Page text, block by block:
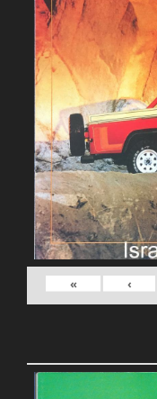
›
»